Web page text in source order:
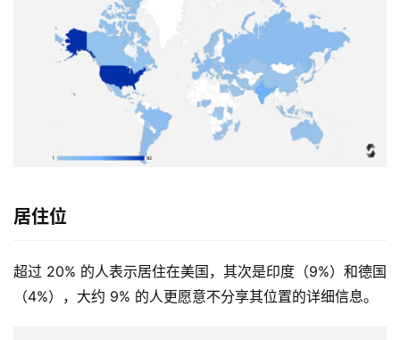
居住位
超过 20% 的人表示居住在美国，其次是印度（9%）和德国
（4%），大约 9% 的人更愿意不分享其位置的详细信息。